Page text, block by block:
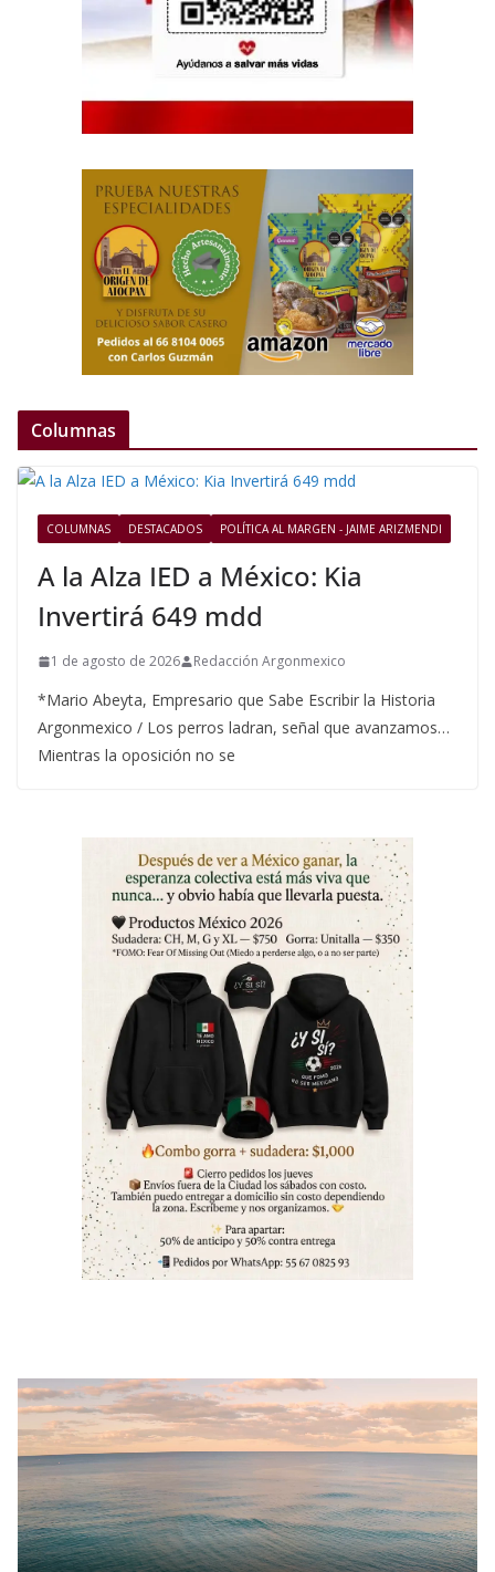
Columnas
COLUMNAS DESTACADOS POLÍTICA AL MARGEN - JAIME ARIZMENDI
A la Alza IED a México: Kia
Invertirá 649 mdd
1 de agosto de 2026 Redacción Argonmexico
*Mario Abeyta, Empresario que Sabe Escribir la Historia
Argonmexico / Los perros ladran, señal que avanzamos…
Mientras la oposición no se